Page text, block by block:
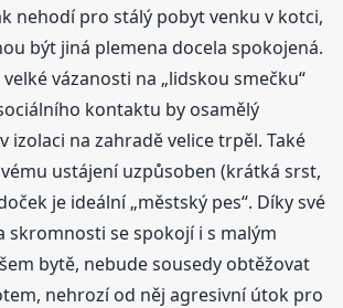
nehodí pro stálý pobyt venku v kotci,
být jiná plemena docela spokojená.
vázanosti na „lidskou smečku“
kontaktu by osamělý
izolaci na zahradě velice trpěl. Také
ustájení uzpůsoben (krátká srst,
je ideální „městský pes“. Díky své
skromnosti se spokojí i s malým
bytě, nebude sousedy obtěžovat
nehrozí od něj agresivní útok pro